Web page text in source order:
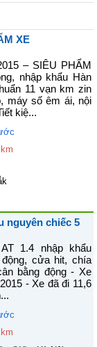
XE
– SIÊU PHẨM
nhập khẩu Hàn
11 vạn km zin
máy số êm ái, nội
kiệ...
nguyên chiếc 5
1.4 nhập khẩu
cửa hit, chía
bằng động - Xe
- Xe đã đi 11,6